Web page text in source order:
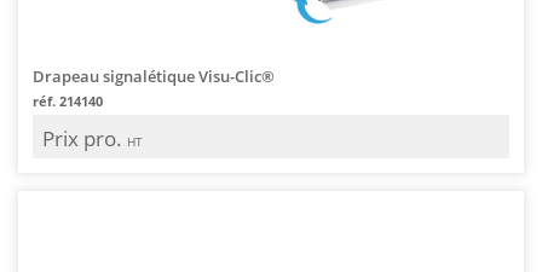
Drapeau signalétique Visu-Clic®
réf. 214140
Prix pro. HT